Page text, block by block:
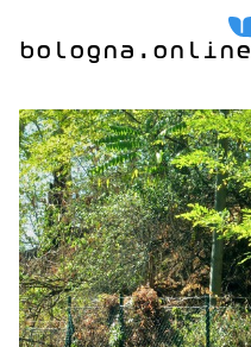
bologna.online